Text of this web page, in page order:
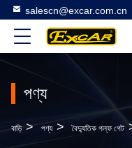
salescn@excar.com.cn
পণ্য
বাড়ি > পণ্য > বৈদ্যুতিক গল্ফ গেট